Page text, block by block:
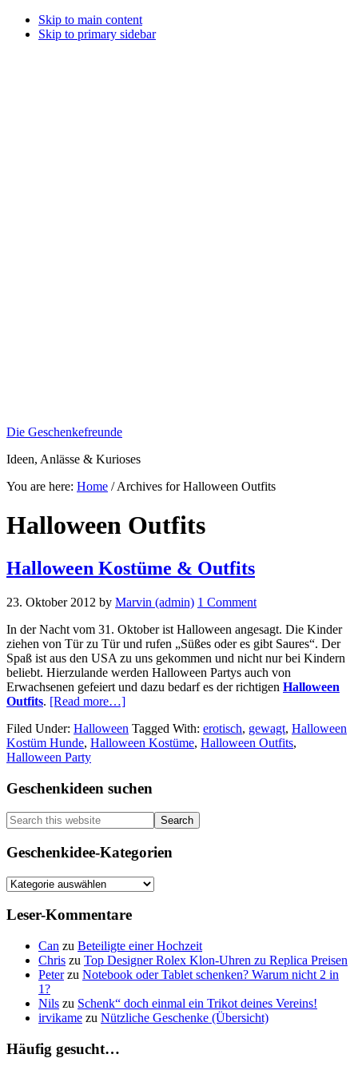
Skip to main content
Skip to primary sidebar
Die Geschenkefreunde
Ideen, Anlässe & Kurioses
You are here: Home /Archives for Halloween Outfits
Halloween Outfits
Halloween Kostüme & Outfits
23. Oktober 2012 by Marvin (admin) 1 Comment
In der Nacht vom 31. Oktober ist Halloween angesagt. Die Kinder
ziehen von Tür zu Tür und rufen „Süßes oder es gibt Saures“. Der
Spaß ist aus den USA zu uns gekommen und nicht nur bei Kindern
beliebt. Hierzulande werden Halloween Partys auch von
Erwachsenen gefeiert und dazu bedarf es der richtigen Halloween
Outfits. [Read more…]about
Kostüme
&
Filed Under: Halloween Tagged With: erotisch, gewagt, Halloween
Kostüm Hunde, Halloween Kostüme, Halloween Outfits,
Halloween Party
Primary
Sidebar
Geschenkideen suchen
Search
this
website
Geschenkidee-Kategorien
Geschenkidee-
Leser-Kommentare
Can zu Beteiligte einer Hochzeit
Chris zu Top Designer Rolex Klon-Uhren zu Replica Preisen
Peterzu Notebook oder Tablet schenken? Warum nicht 2 in
1?
Nils zu Schenk“ doch einmal ein Trikot deines Vereins!
irvikame zu Nützliche Geschenke (Übersicht)
Häufig gesucht…